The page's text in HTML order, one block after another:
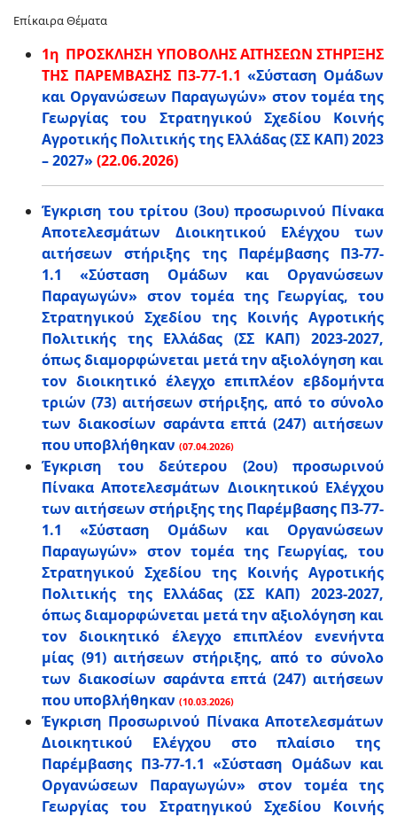
Επίκαιρα Θέματα
1η ΠΡΟΣΚΛΗΣΗ ΥΠΟΒΟΛΗΣ ΑΙΤΗΣΕΩΝ ΣΤΗΡΙΞΗΣ
ΤΗΣ ΠΑΡΕΜΒΑΣΗΣ Π3-77-1.1 «Σύσταση Ομάδων
και Οργανώσεων Παραγωγών» στον τομέα της
Γεωργίας του Στρατηγικού Σχεδίου Κοινής
Αγροτικής Πολιτικής της Ελλάδας (ΣΣ ΚΑΠ) 2023
– 2027»(22.06.2026)
Έγκριση του τρίτου (3ου) προσωρινού Πίνακα
Αποτελεσμάτων Διοικητικού Ελέγχου των
αιτήσεων στήριξης της Παρέμβασης Π3-77-
1.1 «Σύσταση Ομάδων και Οργανώσεων
Παραγωγών» στον τομέα της Γεωργίας, του
Στρατηγικού Σχεδίου της Κοινής Αγροτικής
Πολιτικής της Ελλάδας (ΣΣ ΚΑΠ) 2023-2027,
όπως διαμορφώνεται μετά την αξιολόγηση και
τον διοικητικό έλεγχο επιπλέον εβδομήντα
τριών (73) αιτήσεων στήριξης, από το σύνολο
των διακοσίων σαράντα επτά (247) αιτήσεων
που υποβλήθηκαν (07.04.2026)
Έγκριση του δεύτερου (2ου) προσωρινού
Πίνακα Αποτελεσμάτων Διοικητικού Ελέγχου
των αιτήσεων στήριξης της Παρέμβασης Π3-77-
1.1 «Σύσταση Ομάδων και Οργανώσεων
Παραγωγών» στον τομέα της Γεωργίας, του
Στρατηγικού Σχεδίου της Κοινής Αγροτικής
Πολιτικής της Ελλάδας (ΣΣ ΚΑΠ) 2023-2027,
όπως διαμορφώνεται μετά την αξιολόγηση και
τον διοικητικό έλεγχο επιπλέον ενενήντα
μίας (91) αιτήσεων στήριξης, από το σύνολο
των διακοσίων σαράντα επτά (247) αιτήσεων
που υποβλήθηκαν (10.03.2026)
Έγκριση Προσωρινού Πίνακα Αποτελεσμάτων
Διοικητικού Ελέγχου στο πλαίσιο της
Παρέμβασης Π3-77-1.1 «Σύσταση Ομάδων και
Οργανώσεων Παραγωγών» στον τομέα της
Γεωργίας του Στρατηγικού Σχεδίου Κοινής